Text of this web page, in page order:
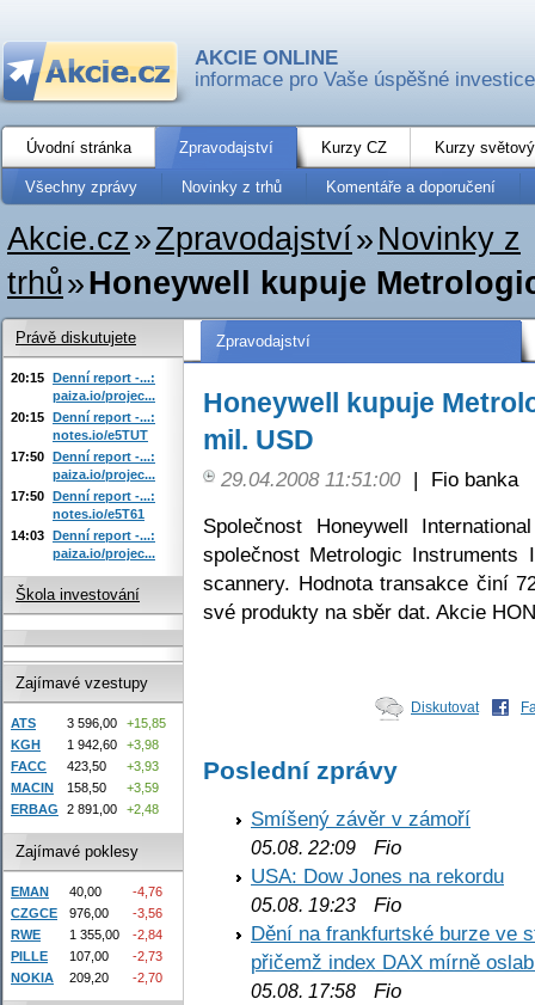
AKCIE ONLINE
informace pro Vaše úspěšné investice
Úvodní stránka Zpravodajství Kurzy CZ Kurzy
Všechny zprávy Novinky z trhů Komentáře a doporučení
Akcie.cz»Zpravodajství» Novinky z
trhů»Honeywell kupuje
Zpravodajství
Honeywell kupuje
mil. USD
29.04.2008 11:51:00 |
Fio banka
Společnost Honeywell
společnost Metrologic
scannery. Hodnota transakce činí
své produkty na sběr dat. Akcie
Diskutovat
Poslední zprávy
Smíšený závěr v zámoří
05.08. 22:09 Fio
USA: Dow Jones na rekordu
05.08. 19:23 Fio
Dění na frankfurtské burze ve
přičemž index DAX mírně
05.08. 17:58 Fio
Právě diskutujete
20:15 Denní report -...:
paiza.io/projec...
20:15 Denní report -...:
notes.io/e5TUT
17:50 Denní report -...:
paiza.io/projec...
17:50 Denní report -...:
notes.io/e5T61
14:03 Denní report -...:
paiza.io/projec...
Škola investování
Zajímavé vzestupy
ATS 3 596,00
+15,85
KGH
1 942,60
+3,98
FACC
423,50
+3,93
MACIN
158,50
+3,59
ERBAG
2 891,00 +2,48
Zajímavé poklesy
EMAN 40,00
-4,76
CZGCE
976,00
-3,56
RWE
1 355,00
-2,84
PILLE
107,00
-2,73
NOKIA
209,20 -2,70